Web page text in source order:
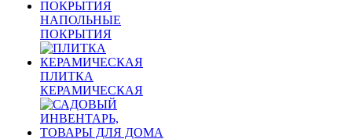
НАПОЛЬНЫЕ
ПОКРЫТИЯ
ПЛИТКА
КЕРАМИЧЕСКАЯ